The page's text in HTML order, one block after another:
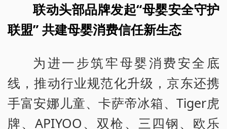
联动头部品牌发起“母婴安全守护
联盟” 共建母婴消费信任新生态
为进一步筑牢母婴消费安全底
线，推动行业规范化升级，京东还携
手富安娜儿童、卡萨帝冰箱、Tiger虎
牌、APIYOO、双枪、三四钢、欧乐